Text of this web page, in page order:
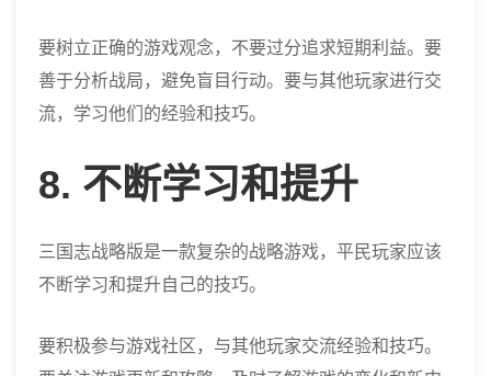
要树立正确的游戏观念，不要过分追求短期利益。要
善于分析战局，避免盲目行动。要与其他玩家进行交
流，学习他们的经验和技巧。
8. 不断学习和提升
三国志战略版是一款复杂的战略游戏，平民玩家应该
不断学习和提升自己的技巧。
要积极参与游戏社区，与其他玩家交流经验和技巧。